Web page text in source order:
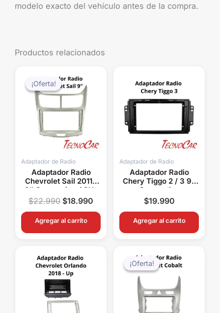
modelo exacto del vehículo antes de la compra.
Productos relacionados
¡Oferta!
¡Oferta!
Adaptador de Radio
Adaptador Radio
Chevrolet Sail 2011+
9″ Connection ACH-
030N
$22.990
precio
original
era:
$22.990.
$18.990
$18.990.
Agregar al carrito
Adaptador de Radio
Adaptador Radio
Chery Tiggo 2 / 3 9″
Connection
AMCE021N
$19.990
Agregar al carrito
¡Oferta!
¡Oferta!
precio
original
$48.000.